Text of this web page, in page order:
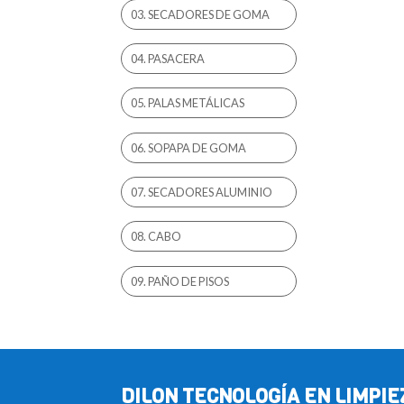
03. SECADORES DE GOMA
04. PASACERA
05. PALAS METÁLICAS
06. SOPAPA DE GOMA
07. SECADORES ALUMINIO
08. CABO
09. PAÑO DE PISOS
DILON TECNOLOGÍA EN